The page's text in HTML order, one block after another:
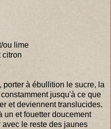
ou lime
citron
à ébullition le sucre, la
jusqu'à ce que
et deviennent translucides.
un et fouetter doucement
le reste des jaunes